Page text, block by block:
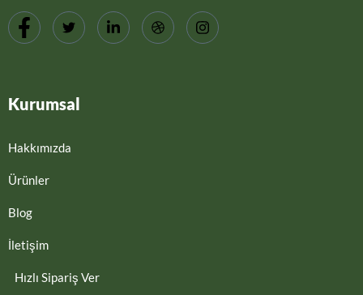
Kurumsal
Hakkımızda
Ürünler
Blog
İletişim
Hızlı Sipariş Ver